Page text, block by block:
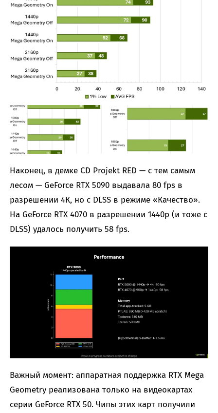
Наконец, в демке CD Projekt RED — с тем самым
лесом — GeForce RTX 5090 выдавала 80 fps в
разрешении 4К, но с DLSS в режиме «Качество».
На GeForce RTX 4070 в разрешении 1440p (и тоже с
DLSS) удалось получить 58 fps.
Важный момент: аппаратная поддержка RTX Mega
Geometry реализована только на видеокартах
серии GeForce RTX 50. Чипы этих карт получили